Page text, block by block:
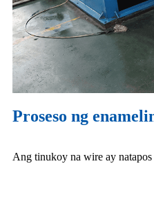
Proseso ng
Ang tinukoy na wire ay natapos